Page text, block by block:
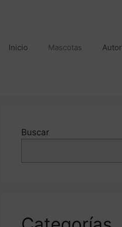
Inicio Mascotas Autor
Buscar